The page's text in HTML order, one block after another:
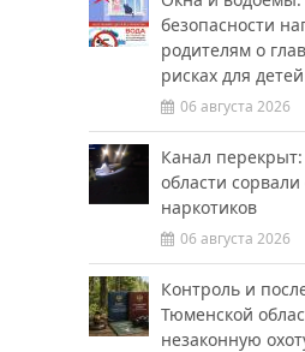
безопасности
родителям о
рисках для детей
06 августа 2026
Канал
области сорвали
наркотиков
06 августа 2026
Контроль и
Тюменской
незаконную